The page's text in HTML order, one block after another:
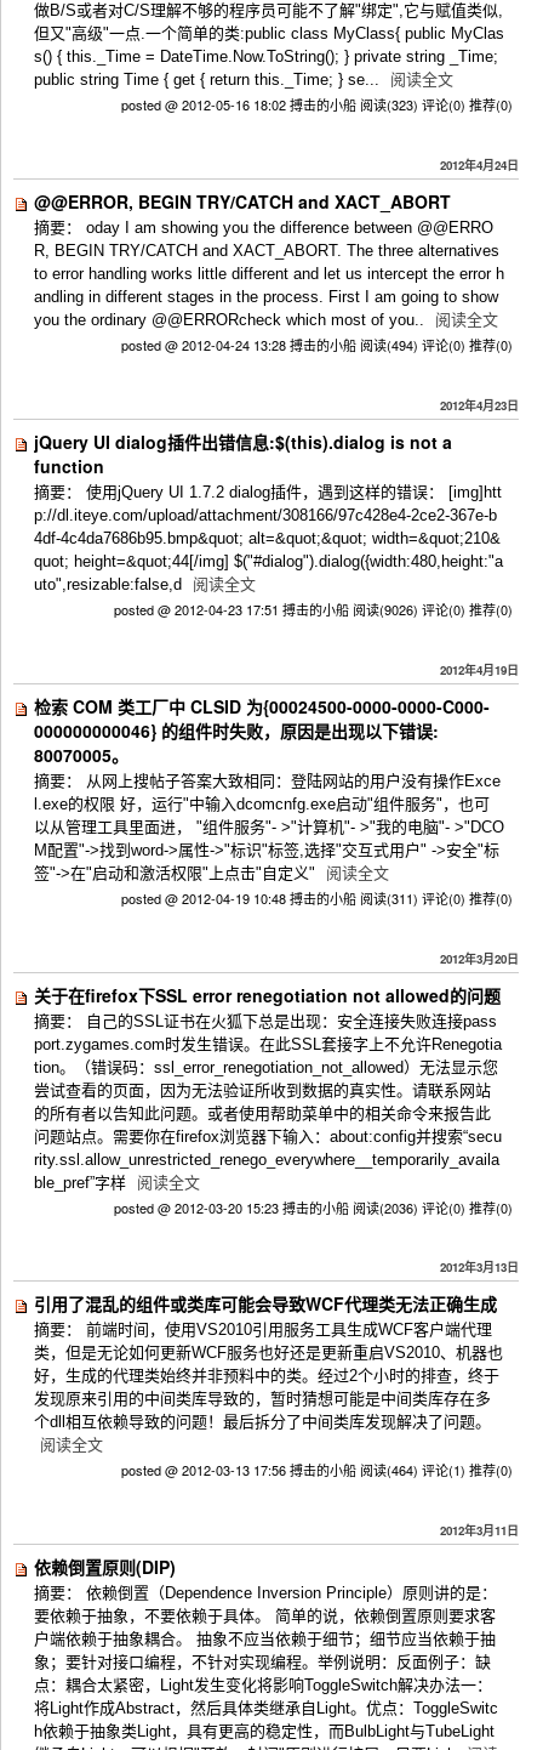
做B/S或者对C/S理解不够的程序员可能不了解"绑定",它与赋值类似,
但又"高级"一点.一个简单的类:public class MyClass{ public MyClas
s() { this._Time = DateTime.Now.ToString(); } private string _Time;
public string Time { get { return this._Time; } se...
阅读全文
posted @ 2012-05-16 18:02 搏击的小船 阅读(323) 评论(0) 推荐(0)
2012年4月24日
@@ERROR, BEGIN TRY/CATCH and XACT_ABORT
摘要： oday I am showing you the difference between @@ERRO
R, BEGIN TRY/CATCH and XACT_ABORT. The three alternatives
to error handling works little different and let us intercept the error h
andling in different stages in the process. First I am going to show
you the ordinary @@ERRORcheck which most of you..
阅读全文
posted @ 2012-04-24 13:28 搏击的小船 阅读(494) 评论(0) 推荐(0)
2012年4月23日
jQuery UI dialog插件出错信息:$(this).dialog is not a
function
摘要： 使用jQuery UI 1.7.2 dialog插件，遇到这样的错误： [img]htt
p://dl.iteye.com/upload/attachment/308166/97c428e4-2ce2-367e-b
4df-4c4da7686b95.bmp&quot; alt=&quot;&quot; width=&quot;210&
quot; height=&quot;44[/img] $("#dialog").dialog({width:480,height:"a
uto",resizable:false,d
阅读全文
posted @ 2012-04-23 17:51 搏击的小船 阅读(9026) 评论(0) 推荐(0)
2012年4月19日
检索 COM 类工厂中 CLSID 为{00024500-0000-0000-C000-
000000000046} 的组件时失败，原因是出现以下错误:
80070005。
摘要： 从网上搜帖子答案大致相同：登陆网站的用户没有操作Exce
l.exe的权限 好，运行"中输入dcomcnfg.exe启动"组件服务"，也可
以从管理工具里面进， "组件服务"- >"计算机"- >"我的电脑"- >"DCO
M配置"->找到word->属性->"标识"标签,选择"交互式用户" ->安全"标
签"->在"启动和激活权限"上点击"自定义"
阅读全文
posted @ 2012-04-19 10:48 搏击的小船 阅读(311) 评论(0) 推荐(0)
2012年3月20日
关于在firefox下SSL error renegotiation not allowed的问题
摘要： 自己的SSL证书在火狐下总是出现：安全连接失败连接pass
port.zygames.com时发生错误。在此SSL套接字上不允许Renegotia
tion。（错误码：ssl_error_renegotiation_not_allowed）无法显示您
尝试查看的页面，因为无法验证所收到数据的真实性。请联系网站
的所有者以告知此问题。或者使用帮助菜单中的相关命令来报告此
问题站点。需要你在firefox浏览器下输入：about:config并搜索“secu
rity.ssl.allow_unrestricted_renego_everywhere__temporarily_availa
ble_pref”字样
阅读全文
posted @ 2012-03-20 15:23 搏击的小船 阅读(2036) 评论(0) 推荐(0)
2012年3月13日
引用了混乱的组件或类库可能会导致WCF代理类无法正确生成
摘要： 前端时间，使用VS2010引用服务工具生成WCF客户端代理
类，但是无论如何更新WCF服务也好还是更新重启VS2010、机器也
好，生成的代理类始终并非预料中的类。经过2个小时的排查，终于
发现原来引用的中间类库导致的，暂时猜想可能是中间类库存在多
个dll相互依赖导致的问题！最后拆分了中间类库发现解决了问题。
阅读全文
posted @ 2012-03-13 17:56 搏击的小船 阅读(464) 评论(1) 推荐(0)
2012年3月11日
依赖倒置原则(DIP)
摘要： 依赖倒置（Dependence Inversion Principle）原则讲的是：
要依赖于抽象，不要依赖于具体。 简单的说，依赖倒置原则要求客
户端依赖于抽象耦合。 抽象不应当依赖于细节；细节应当依赖于抽
象；要针对接口编程，不针对实现编程。举例说明：反面例子：缺
点：耦合太紧密，Light发生变化将影响ToggleSwitch解决办法一：
将Light作成Abstract，然后具体类继承自Light。优点：ToggleSwitc
h依赖于抽象类Light，具有更高的稳定性，而BulbLight与TubeLight